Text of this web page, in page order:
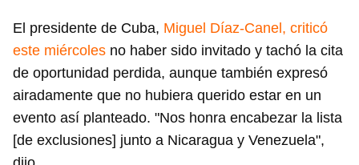
El presidente de Cuba, Miguel Díaz-Canel, criticó
este miércoles no haber sido invitado y tachó la cita
de oportunidad perdida, aunque también expresó
airadamente que no hubiera querido estar en un
evento así planteado. "Nos honra encabezar la lista
[de exclusiones] junto a Nicaragua y Venezuela",